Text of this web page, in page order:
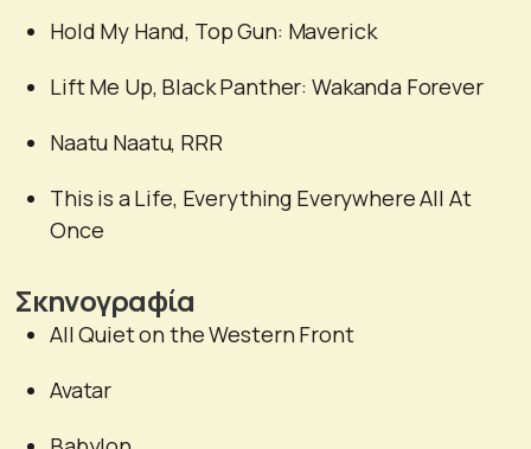
Hold My Hand, Top Gun: Maverick
Lift Me Up, Black Panther: Wakanda Forever
Naatu Naatu, RRR
This is a Life, Everything Everywhere All At
Once
Σκηνογραφία
All Quiet on the Western Front
Avatar